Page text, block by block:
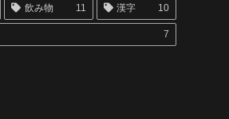
飲み物 11 漢字 10
7